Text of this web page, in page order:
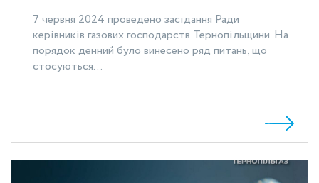
7 червня 2024 проведено засідання Ради
керівників газових господарств Тернопільщини. На
порядок денний було винесено ряд питань, що
стосуються...